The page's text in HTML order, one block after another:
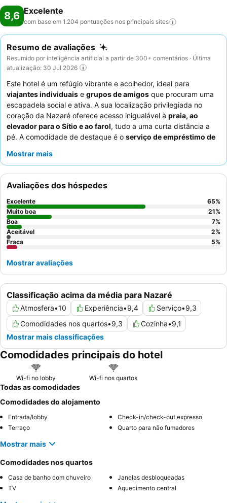
8,6 Excelente
com base em 1.204 pontuações nos principais sites
Resumo de avaliações
Resumido por inteligência artificial a partir de 300+ comentários · Última
atualização: 30 Jul 2026
Este hotel é um refúgio vibrante e acolhedor, ideal para
viajantes individuais e grupos de amigos que procuram uma
escapadela social e ativa. A sua localização privilegiada no
coração da Nazaré oferece acesso inigualável à praia, ao
elevador para o Sítio e ao farol, tudo a uma curta distância a
pé. A comodidade de destaque é o serviço de empréstimo de
surf local. Os hóspedes elogiam consistentemente o
conveniência das instalações de cozinha bem equipadas para
self-catering. Para aqueles que procuram uma experiência mais
tranquila, recomenda-se solicitar um quarto virado para o
jardim.
Mostrar mais
Classificação acima da média para Nazaré
Atmosfera•10 Experiência•9,4 Serviço•9,3
Comodidades nos quartos•9,3 Cozinha•9,1
Mostrar mais classificações
Avaliações dos hóspedes
Excelente 65%
Muito boa
21%
Boa
7%
Aceitável
2%
Fraca
5%
Mostrar avaliações
Comodidades principais do hotel
Wi-fi no lobby Wi-fi nos quartos
Todas as comodidades
Comodidades do alojamento
Entrada/lobby
Check-in/check-out expresso
Terraço
Quarto para não fumadores
Mostrar mais
Comodidades nos quartos
Casa de banho com chuveiro
Janelas desbloqueadas
TV
Aquecimento central